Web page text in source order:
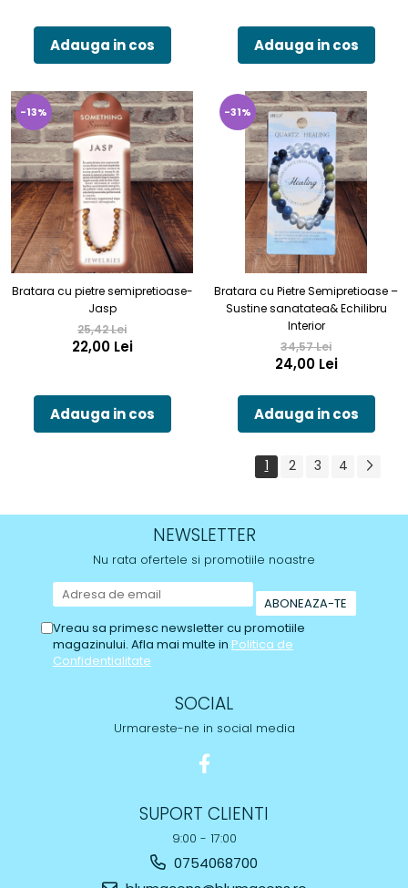
Adauga in cos Adauga in cos
-13%
Bratara cu pietre semipretioase-
Jasp
25,42 Lei
22,00 Lei
Adauga in cos
-31%
Bratara cu Pietre Semipretioase –
Sustine sanatatea& Echilibru
Interior
34,57 Lei
24,00 Lei
Adauga in cos
1 2 3 4
NEWSLETTER
Nu rata ofertele si promotiile noastre
Vreau sa primesc newsletter cu promotiile
magazinului. Afla mai multe in Politica de
Confidentialitate
SOCIAL
Urmareste-ne in social media
SUPORT CLIENTI
9:00 - 17:00
0754068700